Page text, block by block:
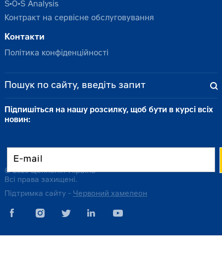
S•O•S Analysis
Контракт на сервісне обслуговування
Контакти
Політика конфіденційності
Підпишіться на нашу розсилку, щоб бути в курсі всіх
новин:
© 2026 Цеппелін Україна
Всі права захищені.
Підтримка сайту - Червоний хамелеон